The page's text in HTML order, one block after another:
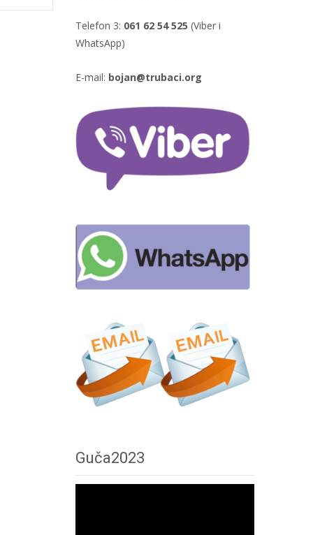
Telefon 3: 061 62 54 525 (Viber i
WhatsApp)
E-mail: bojan@trubaci.org
Guča2023